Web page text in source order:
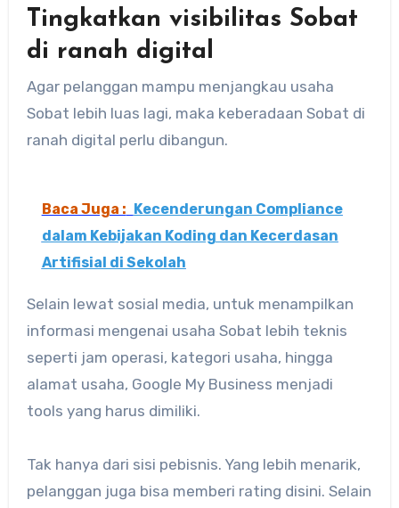
Tingkatkan visibilitas Sobat
di ranah digital
Agar pelanggan mampu menjangkau usaha
Sobat lebih luas lagi, maka keberadaan Sobat di
ranah digital perlu dibangun.
Baca Juga : Kecenderungan Compliance
dalam Kebijakan Koding dan Kecerdasan
Artifisial di Sekolah
Selain lewat sosial media, untuk menampilkan
informasi mengenai usaha Sobat lebih teknis
seperti jam operasi, kategori usaha, hingga
alamat usaha, Google My Business menjadi
tools yang harus dimiliki.
Tak hanya dari sisi pebisnis. Yang lebih menarik,
pelanggan juga bisa memberi rating disini. Selain